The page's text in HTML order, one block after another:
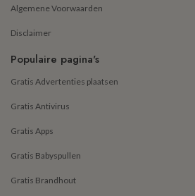
Algemene Voorwaarden
Disclaimer
Populaire pagina's
Gratis Advertenties plaatsen
Gratis Antivirus
Gratis Apps
Gratis Babyspullen
Gratis Brandhout